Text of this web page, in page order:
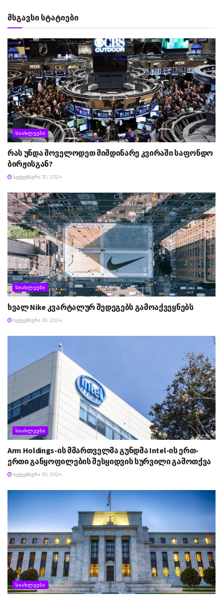
მსგავსი სტატიები
ᲡᲘᲐᲮᲚᲔᲔᲑᲘ
რას უნდა მოველოდეთ მიმდინარე კვირაში საფონდო
ბირჟისგან?
ᲡᲔᲥᲢᲔᲛᲑᲔᲠᲘ 30, 2024
ᲡᲘᲐᲮᲚᲔᲔᲑᲘ
ხვალ Nike კვარტალურ შედეგებს გამოაქვეყნებს
ᲡᲔᲥᲢᲔᲛᲑᲔᲠᲘ 30, 2024
ᲡᲘᲐᲮᲚᲔᲔᲑᲘ
Arm Holdings-ის მმართველმა გუნდმა Intel-ის ერთ-
ერთი განყოფილების შესყიდვის სურვილი გამოთქვა
ᲡᲔᲥᲢᲔᲛᲑᲔᲠᲘ 30, 2024
ᲡᲘᲐᲮᲚᲔᲔᲑᲘ